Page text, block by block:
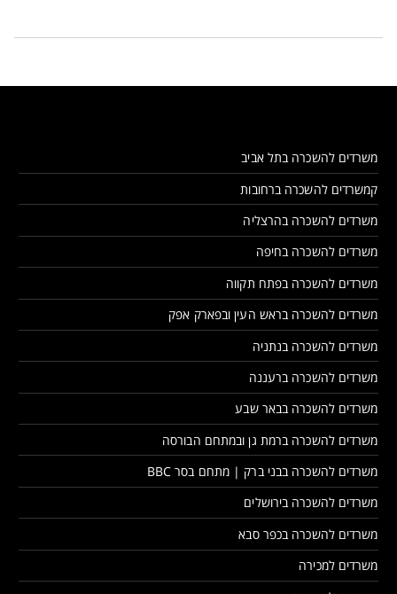
משרדים להשכרה בתל אביב
קמשרדים להשכרה ברחובות
משרדים להשכרה בהרצליה
משרדים להשכרה בחיפה
משרדים להשכרה בפתח תקווה
משרדים להשכרה בראש העין ובפארק אפק
משרדים להשכרה בנתניה
משרדים להשכרה ברעננה
משרדים להשכרה בבאר שבע
משרדים להשכרה ברמת גן ובמתחם הבורסה
משרדים להשכרה בבני ברק | מתחם בסר BBC
משרדים להשכרה בירושלים
משרדים להשכרה בכפר סבא
משרדים למכירה